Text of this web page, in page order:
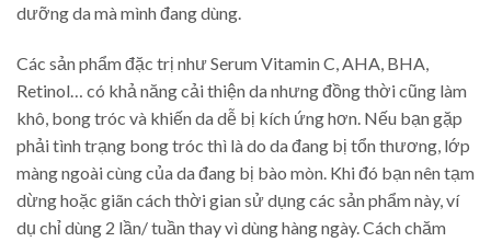
dưỡng da mà mình đang dùng.
Các sản phẩm đặc trị như Serum Vitamin C, AHA, BHA,
Retinol… có khả năng cải thiện da nhưng đồng thời cũng làm
khô, bong tróc và khiến da dễ bị kích ứng hơn. Nếu bạn gặp
phải tình trạng bong tróc thì là do da đang bị tổn thương, lớp
màng ngoài cùng của da đang bị bào mòn. Khi đó bạn nên tạm
dừng hoặc giãn cách thời gian sử dụng các sản phẩm này, ví
dụ chỉ dùng 2 lần/ tuần thay vì dùng hàng ngày. Cách chăm